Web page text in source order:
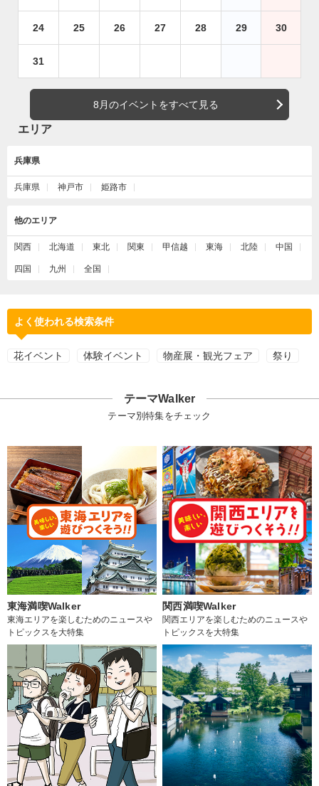
24 25 26 27 28 29 30
31
8月のイベントをすべて見る
エリア
兵庫県
兵庫県 神戸市 姫路市
他のエリア
関西 北海道 東北 関東 甲信越 東海 北陸 中国
四国 九州 全国
よく使われる検索条件
花イベント 体験イベント 物産展・観光フェア 祭り
テーマWalker
テーマ別特集をチェック
東海満喫Walker
東海エリアを楽しむためのニュースや
トピックスを大特集
関西満喫Walker
関西エリアを楽しむためのニュースや
トピックスを大特集